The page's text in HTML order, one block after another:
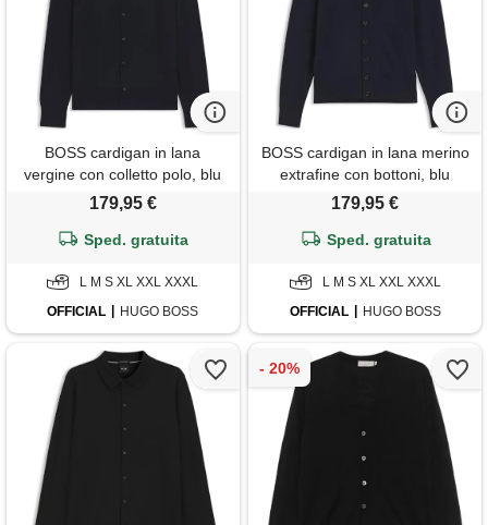
BOSS cardigan in lana
vergine con colletto polo, blu
scuro
179,95 €
Sped. gratuita
L M S XL XXL XXXL
OFFICIAL
HUGO BOSS
BOSS cardigan in lana merino
extrafine con bottoni, blu
scuro
179,95 €
Sped. gratuita
L M S XL XXL XXXL
OFFICIAL
HUGO BOSS